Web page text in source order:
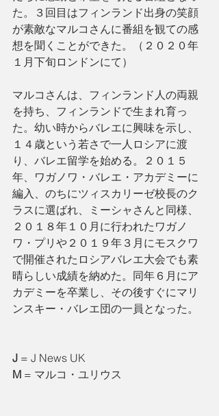
た。３回目はフィンランド出身の笑顔
が素敵なマルコさんに番組を観ての感
想を聞くことができた。（２０２０年
１月下旬ロンドンにて）
マルコさんは、フィンランド人の両親
を持ち、フィンランドで生まれ育っ
た。幼い時からバレエに興味を示し、
１４歳という若さで一人ロシアに渡
り、バレエ留学を始める。２０１５
年、ワガノワ・バレエ・アカデミーに
編入、のちにツィスカリーゼ校長のク
ラスに選ばれ、ミーシャさんと同様、
２０１８年１０月に行われたワガノ
ワ・プリや２０１９年３月にモスクワ
で開催されたロシアバレエ大会でも素
晴らしい成績を納めた。同年６月にア
カデミーを卒業し、その後すぐにマリ
ンスキー・バレエ団の一員となった。
J = J News UK
M = マルコ・ユリウス